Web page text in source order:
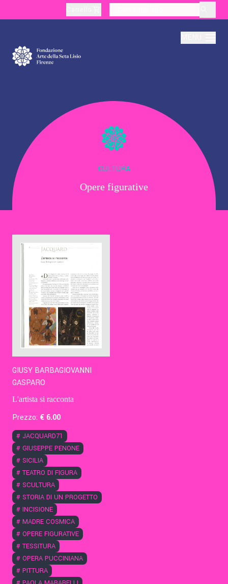
Produzione
Didattica
Cultura
Contatti
Eng
CULTURA
Opere figurative
GIUSY BARBAGIOVANNI
GASPARO
L'artista si racconta
Prezzo: € 6.00
# JACQUARD71
# GIUSEPPE PENONE
# SICILIA
# TEATRO DI FIGURA
# SCULTURA
# STORIA DI UN PROGETTO
# INCISIONE
# MADRE COSMICA
# OPERE FIGURATIVE
# TESSITURA
# OPERA PUCCINIANA
# PITTURA